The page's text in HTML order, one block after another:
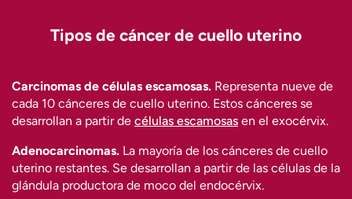
Tipos de cáncer de cuello uterino
Carcinomas de células escamosas. Representa nueve de
cada 10 cánceres de cuello uterino. Estos cánceres se
desarrollan a partir de células escamosas en el exocérvix.
Adenocarcinomas. La mayoría de los cánceres de cuello
uterino restantes. Se desarrollan a partir de las células de la
glándula productora de moco del endocérvix.